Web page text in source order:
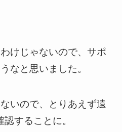
けじゃないので、サポ
なと思いました。
いので、とりあえず遠
することに。